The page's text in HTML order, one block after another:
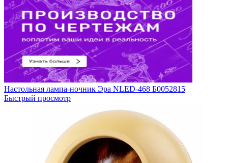
Настольная лампа-ночник Эра NLED-468 Б0052815
Быстрый просмотр